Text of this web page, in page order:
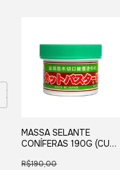
MASSA SELANTE
CONÍFERAS 190G (CUT
R$190,00